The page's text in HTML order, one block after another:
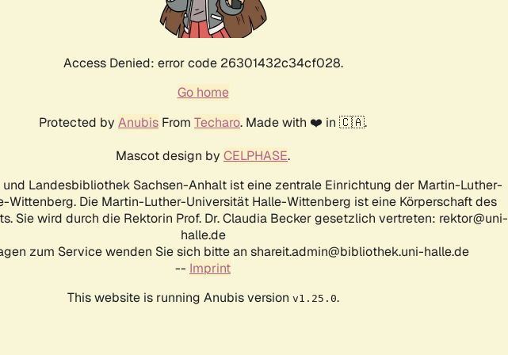
Access Denied: error code 26301432c34cf028.
Go home
Protected by Anubis From Techaro. Made with ❤️ in 🇨🇦.
Mascot design by CELPHASE.
Landesbibliothek Sachsen-Anhalt ist eine zentrale Einrichtung der Martin-Luther-
Wittenberg. Die Martin-Luther-Universität Halle-Wittenberg ist eine Körperschaft des
Sie wird durch die Rektorin Prof. Dr. Claudia Becker gesetzlich vertreten: rektor@uni-
halle.de
zum Service wenden Sie sich bitte an shareit.admin@bibliothek.uni-halle.de
-- Imprint
This website is running Anubis version v1.25.0.